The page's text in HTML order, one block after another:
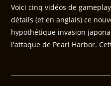
Voici cinq vidéos de
détails (et en anglais) ce
hypothétique invasion
l'attaque de Pearl Harbor.